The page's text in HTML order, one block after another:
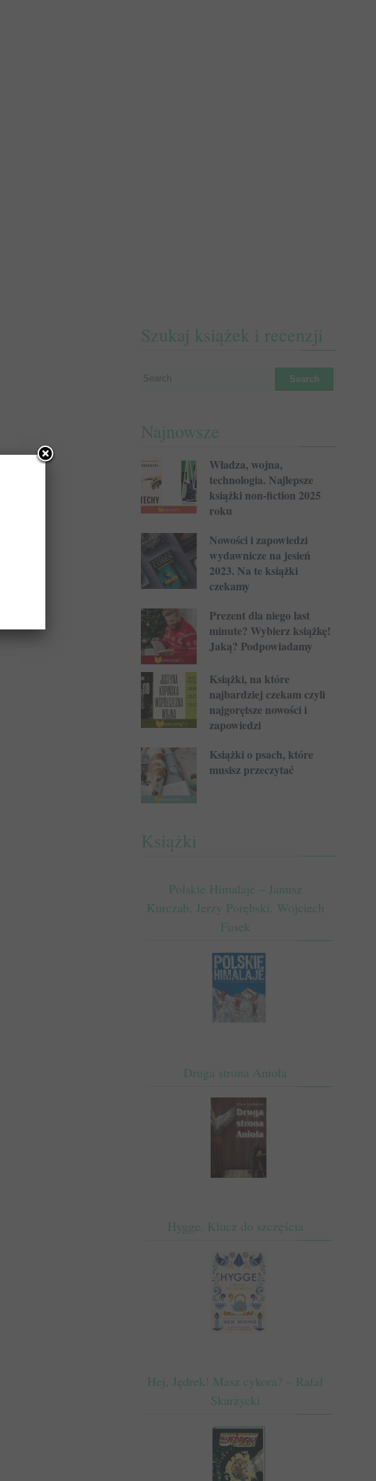
Szukaj książek i recenzji
Najnowsze
Władza, wojna,
technologia. Najlepsze
książki non-fiction 2025
roku
Nowości i zapowiedzi
wydawnicze na jesień
2023. Na te książki
czekamy
Prezent dla niego last
minute? Wybierz książkę!
Jaką? Podpowiadamy
Książki, na które
najbardziej czekam czyli
najgorętsze nowości i
zapowiedzi
Książki o psach, które
musisz przeczytać
Książki
Polskie Himalaje – Janusz
Kurczab, Jerzy Porębski, Wojciech
Fusek
Druga strona Anioła
Hygge. Klucz do szczęścia
Hej, Jędrek! Masz cykora? – Rafał
Skarżycki